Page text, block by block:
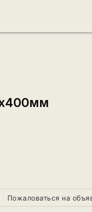
Пожаловаться на